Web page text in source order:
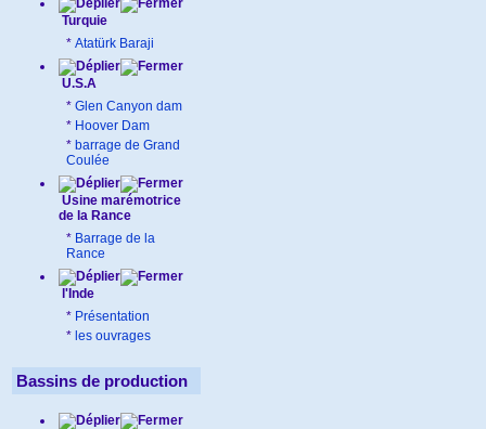
Turquie
* Atatürk Baraji
U.S.A
* Glen Canyon dam
* Hoover Dam
* barrage de Grand
Coulée
Usine marémotrice
de la Rance
* Barrage de la
Rance
l'Inde
* Présentation
* les ouvrages
Bassins de production